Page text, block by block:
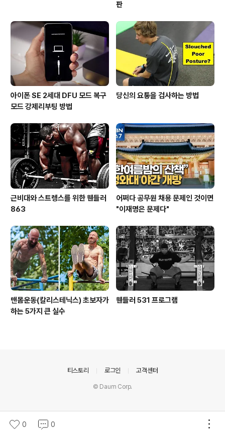
판
아이폰 SE 2세대 DFU 모드 복구
모드 강제리부팅 방법
당신의 요통을 검사하는 방법
근비대와 스트렝스를 위한 웬들러
863
어쩌다 공무원 채용 문제인 것이면
"이재명은 문제다"
맨몸운동(칼리스테닉스) 초보자가
하는 5가지 큰 실수
웬들러 531 프로그램
0 0
티스토리 로그인 고객센터
© Daum Corp.